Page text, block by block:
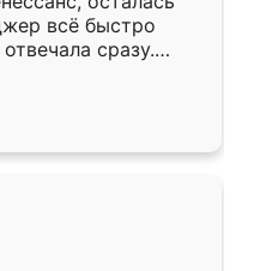
всё быстро
сразу.
подошёл к
Собрали
аккуратно, даже